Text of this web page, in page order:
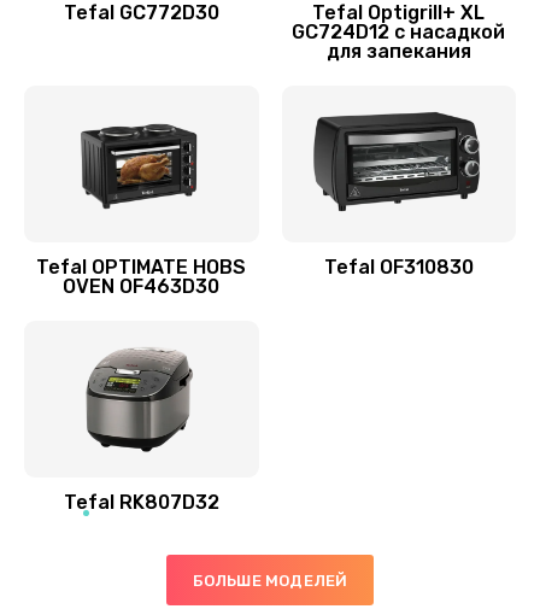
Tefal GC772D30
Tefal Optigrill+ XL
GC724D12 с насадкой
для запекания
Tefal OPTIMATE HOBS
OVEN OF463D30
Tefal OF310830
Tefal RK807D32
БОЛЬШЕ МОДЕЛЕЙ